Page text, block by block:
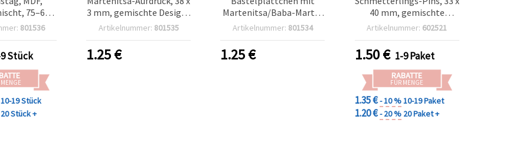
75–60 x
mm 801536
Stück
10-19 Stück
20 Stück +
3 mm, gemischte Designs
– 10 Stück
Artikelnummer: 801535
1.25€
Martenitsa/Baba-Marta-
Motiven, 35 x 47 x 3 mm,
Artikelnummer: 801534
1.25€
40 mm, gemischte
leuchtende Farben, 10er-
anzubringende
Bastelverzierungen für
DIY, Scrapbooking &
Kartenbasteln
Artikelnummer: 602521
1.50€ 1-9 Paket
RABATTE
FÜR MENGE
1.35 €- 10 %10-19 Paket
1.20 €- 20 % 20 Paket +